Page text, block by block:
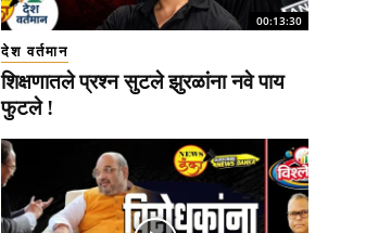
00:13:30
देश वर्तमान
शिक्षणातले प्रश्न सुटले झुरळांना नवे पाय
फुटले !